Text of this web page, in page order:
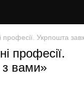
професії. Укрпошта
професії.
вами»